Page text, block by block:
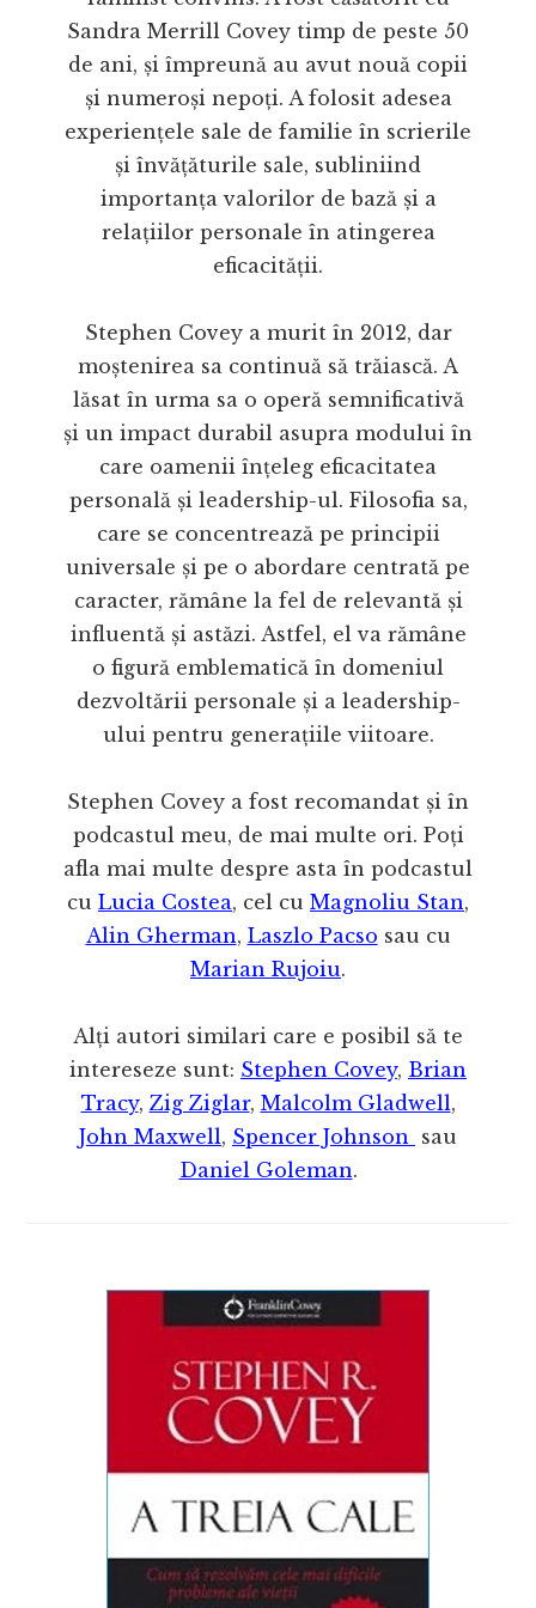
Sandra Merrill Covey timp de peste 50
de ani, și împreună au avut nouă copii
și numeroși nepoți. A folosit adesea
experiențele sale de familie în scrierile
și învățăturile sale, subliniind
importanța valorilor de bază și a
relațiilor personale în atingerea
eficacității.
Stephen Covey a murit în 2012, dar
moștenirea sa continuă să trăiască. A
lăsat în urma sa o operă semnificativă
și un impact durabil asupra modului în
care oamenii înțeleg eficacitatea
personală și leadership-ul. Filosofia sa,
care se concentrează pe principii
universale și pe o abordare centrată pe
caracter, rămâne la fel de relevantă și
influentă și astăzi. Astfel, el va rămâne
o figură emblematică în domeniul
dezvoltării personale și a leadership-
ului pentru generațiile viitoare.
Stephen Covey a fost recomandat și în
podcastul meu, de mai multe ori. Poți
afla mai multe despre asta în podcastul
cu Lucia Costea, cel cu Magnoliu Stan,
Alin Gherman, Laszlo Pacso sau cu
Marian Rujoiu.
Alți autori similari care e posibil să te
intereseze sunt: Stephen Covey, Brian
Tracy, Zig Ziglar, Malcolm Gladwell,
John Maxwell, Spencer Johnson sau
Daniel Goleman.